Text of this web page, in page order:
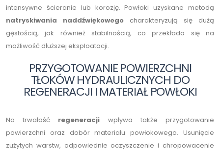
intensywne ścieranie lub korozję. Powłoki uzyskane metodą
natryskiwania naddźwiękowego charakteryzują się dużą
gęstością, jak również stabilnością, co przekłada się na
możliwość dłuższej eksploatacji.
PRZYGOTOWANIE POWIERZCHNI
TŁOKÓW HYDRAULICZNYCH DO
REGENERACJI I MATERIAŁ POWŁOKI
Na trwałość regeneracji wpływa także przygotowanie
powierzchni oraz dobór materiału powłokowego. Usunięcie
zużytych warstw, odpowiednie oczyszczenie i chropowacenie